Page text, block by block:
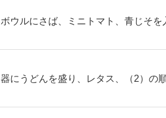
ボウルにさば、ミニトマト、青じそを
器にうどんを盛り、レタス、（2）の